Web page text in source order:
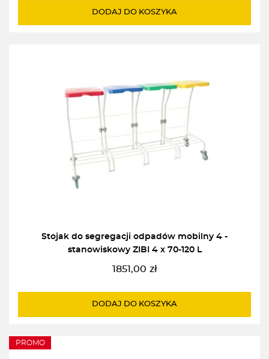
wynosiła:
wynosi:
DODAJ DO KOSZYKA
Stojak do segregacji odpadów mobilny 4 -
stanowiskowy ZIBI 4 x 70-120 L
1851,00 zł
DODAJ DO KOSZYKA
PROMO